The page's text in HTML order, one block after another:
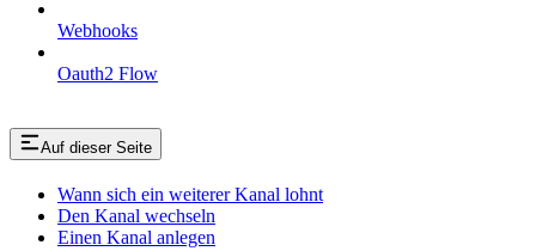
Webhooks
Oauth2 Flow
Auf dieser Seite
Wann sich ein weiterer Kanal lohnt
Den Kanal wechseln
Einen Kanal anlegen